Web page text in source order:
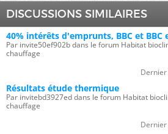
DISCUSSIONS SIMILAIRES
40% intérêts d'emprunts, BBC et BBC
Par invite50ef902b dans le forum Habitat
chauffage
Résultats étude thermique
Par invitebd3927ed dans le forum Habitat
chauffage